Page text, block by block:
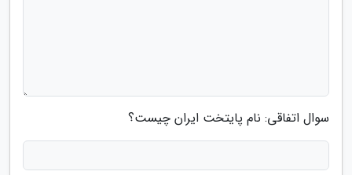
سوال اتفاقی: نام پایتخت ایران چیست؟